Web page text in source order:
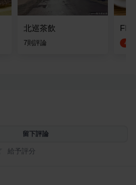
北巡茶飲
7則評論
FIH
4.6
留下評論
給予評分